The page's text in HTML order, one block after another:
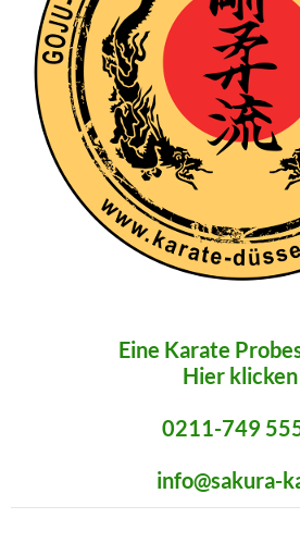
Eine Karate
Hier
0211-749
info@sakura-